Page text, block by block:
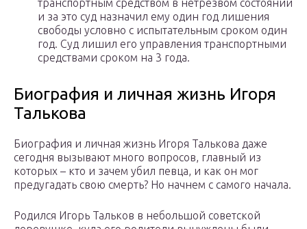
транспортным средством в нетрезвом состоянии
и за это суд назначил ему один год лишения
свободы условно с испытательным сроком один
год. Суд лишил его управления транспортными
средствами сроком на 3 года.
Биография и личная жизнь Игоря
Талькова
Биография и личная жизнь Игоря Талькова даже
сегодня вызывают много вопросов, главный из
которых – кто и зачем убил певца, и как он мог
предугадать свою смерть? Но начнем с самого начала.
Родился Игорь Тальков в небольшой советской